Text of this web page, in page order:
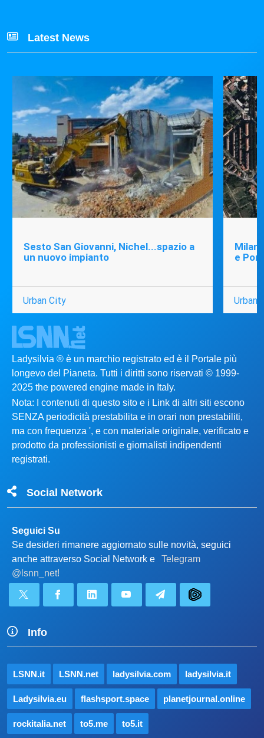
Latest News
Sesto San Giovanni, Nichel...spazio a
un nuovo impianto
Urban City
e
Urban
Ladysilvia ® è un marchio registrato ed è il Portale più
longevo del Pianeta. Tutti i diritti sono riservati © 1999-
2025 the powered engine made in Italy.
Nota: I contenuti di questo sito e i Link di altri siti escono
SENZA periodicità prestabilita e in orari non prestabiliti,
ma con frequenza ', e con materiale originale, verificato e
prodotto da professionisti e giornalisti indipendenti
registrati.
Social Network
Seguici Su
Se desideri rimanere aggiornato sulle novità, seguici
anche attraverso Social Network e
Telegram
@lsnn_net!
Info
LSNN.it LSNN.net ladysilvia.com ladysilvia.it
Ladysilvia.eu flashsport.space planetjournal.online
rockitalia.net to5.me to5.it